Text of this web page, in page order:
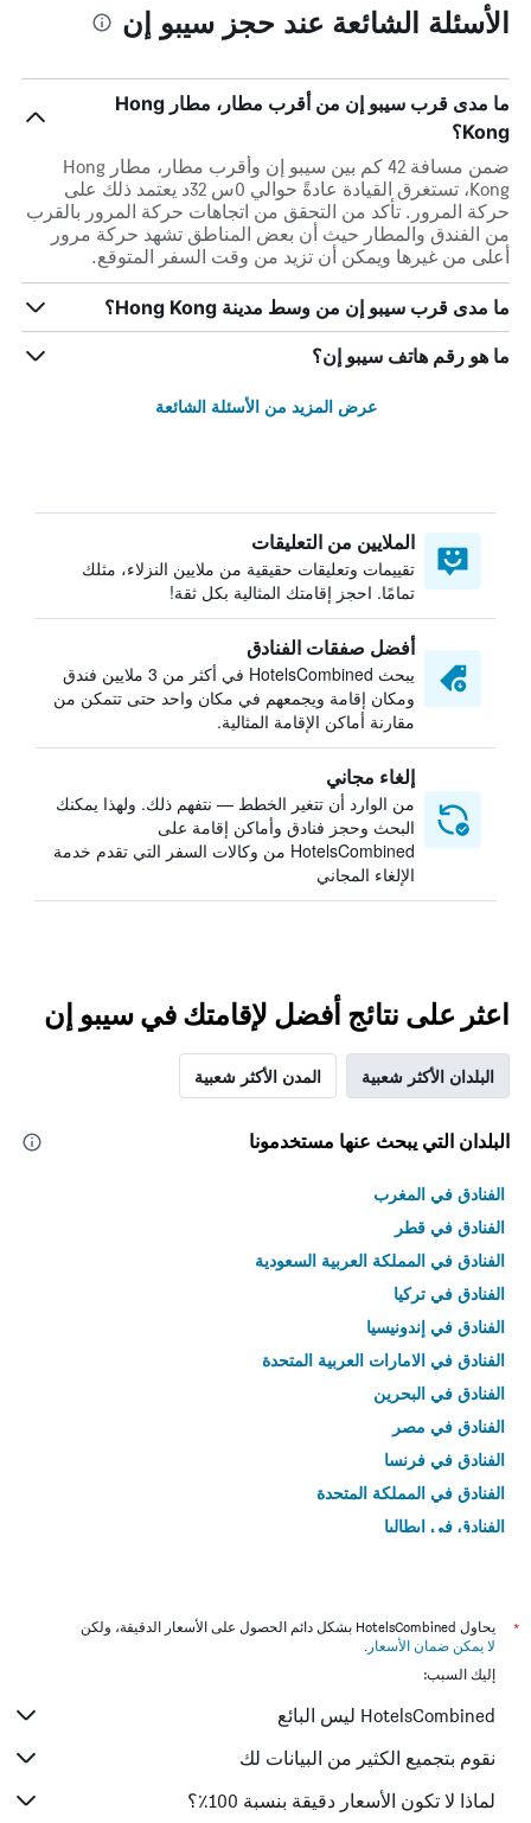
الأسئلة الشائعة عند حجز سيبو إن
ما مدى قرب سيبو إن من أقرب مطار، مطار Hong
Kong؟
ضمن مسافة 42 كم بين سيبو إن وأقرب مطار، مطار Hong
Kong، تستغرق القيادة عادةً حوالي 0س 32د يعتمد ذلك على
حركة المرور. تأكد من التحقق من اتجاهات حركة المرور بالقرب
من الفندق والمطار حيث أن بعض المناطق تشهد حركة مرور
أعلى من غيرها ويمكن أن تزيد من وقت السفر المتوقع.
ما مدى قرب سيبو إن من وسط مدينة Hong Kong؟
ما هو رقم هاتف سيبو إن؟
عرض المزيد من الأسئلة الشائعة
الملايين من التعليقات
تقييمات وتعليقات حقيقية من ملايين النزلاء، مثلك
تمامًا. احجز إقامتك المثالية بكل ثقة!
أفضل صفقات الفنادق
يبحث HotelsCombined في أكثر من 3 ملايين فندق
ومكان إقامة ويجمعهم في مكان واحد حتى تتمكن من
مقارنة أماكن الإقامة المثالية.
إلغاء مجاني
من الوارد أن تتغير الخطط — نتفهم ذلك. ولهذا يمكنك
البحث وحجز فنادق وأماكن إقامة على
HotelsCombined من وكالات السفر التي تقدم خدمة
الإلغاء المجاني
اعثر على نتائج أفضل لإقامتك في سيبو إن
البلدان الأكثر شعبية المدن الأكثر شعبية
البلدان التي يبحث عنها مستخدمونا
الفنادق في المغرب
الفنادق في قطر
الفنادق في المملكة العربية السعودية
الفنادق في تركيا
الفنادق في إندونيسيا
الفنادق في الامارات العربية المتحدة
الفنادق في البحرين
الفنادق في مصر
الفنادق في فرنسا
الفنادق في المملكة المتحدة
الفنادق في إيطاليا
*
يحاول HotelsCombined بشكل دائم الحصول على الأسعار الدقيقة، ولكن
لا يمكن ضمان الأسعار .
إليك السبب:
HotelsCombined ليس البائع
نقوم بتجميع الكثير من البيانات لك
لماذا لا تكون الأسعار دقيقة بنسبة 100٪؟